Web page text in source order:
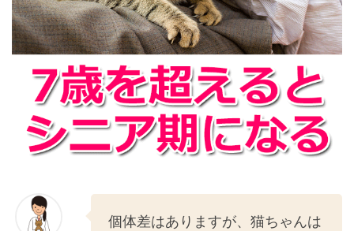
個体差はありますが、猫ちゃんは